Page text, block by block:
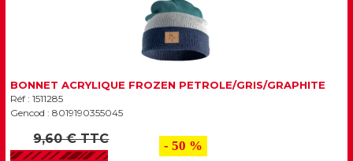
BONNET ACRYLIQUE FROZEN PETROLE/GRIS/GRAPHITE
Réf : 1511285
Gencod : 8019190355045
9,60 € TTC - 50 %